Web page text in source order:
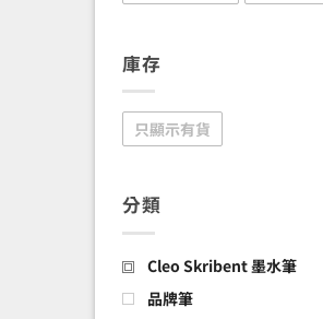
庫存
只顯示有貨
分類
Cleo Skribent 墨水筆
品牌筆